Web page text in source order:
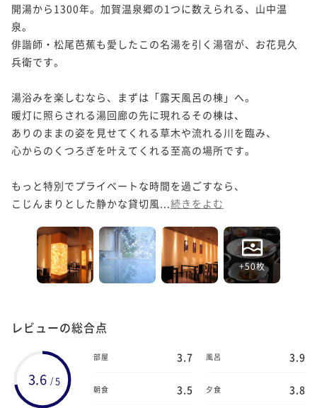
開湯から1300年。加賀温泉郷の1つに数えられる、山中温
泉。
俳諧師・松尾芭蕉も愛したこの名湯を引く湯宿が、お花見久
兵衛です。
湯浴みを楽しむなら、まずは「露天風呂の棟」へ。
暖灯に照らされる湯回廊の先に現れるその棟は、
ありのままの姿を見せてくれる草木や流れる川を臨み、
心からのくつろぎを叶えてくれる至高の場所です。
もっと特別でプライベートな時間を過ごすなら、
こじんまりとした静かな貸切風... 続きをよむ
+50枚
レビューの総合点
3.6 / 5
部屋 3.7 風呂 3.9
朝食 3.5 夕食 3.8